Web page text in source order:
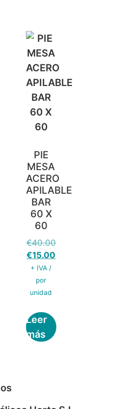
PIE
MESA
ACERO
APILABLE
BAR
60 X
60
€40.00
€15.00
+ IVA /
por
unidad
Leer
más